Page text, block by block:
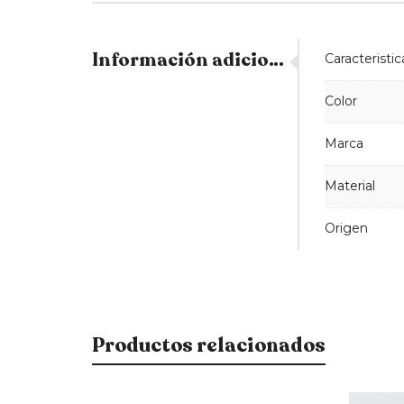
Información adicional
Color
Marca
Material
Origen
Productos relacionados